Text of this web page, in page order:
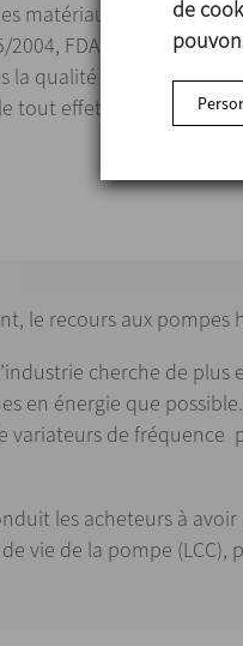
matériaux en contact
FDA, USP CLASS
la qualité des denrées
tout effet négatif sur la
le recours aux
cherche de
en énergie que
variateurs de
les acheteurs à
vie de la pompe
de